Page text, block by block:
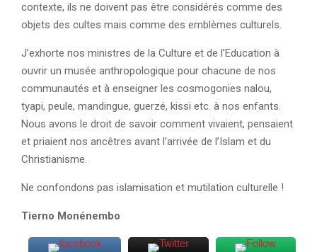
contexte, ils ne doivent pas être considérés comme des
objets des cultes mais comme des emblèmes culturels.
J’exhorte nos ministres de la Culture et de l’Education à
ouvrir un musée anthropologique pour chacune de nos
communautés et à enseigner les cosmogonies nalou,
tyapi, peule, mandingue, guerzé, kissi etc. à nos enfants.
Nous avons le droit de savoir comment vivaient, pensaient
et priaient nos ancêtres avant l’arrivée de l’Islam et du
Christianisme.
Ne confondons pas islamisation et mutilation culturelle !
Tierno Monénembo